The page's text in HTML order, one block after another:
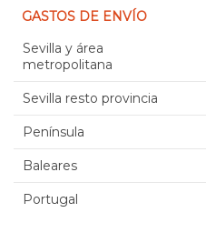
GASTOS DE ENVÍO
Sevilla y área
metropolitana
Sevilla resto provincia
Península
Baleares
Portugal